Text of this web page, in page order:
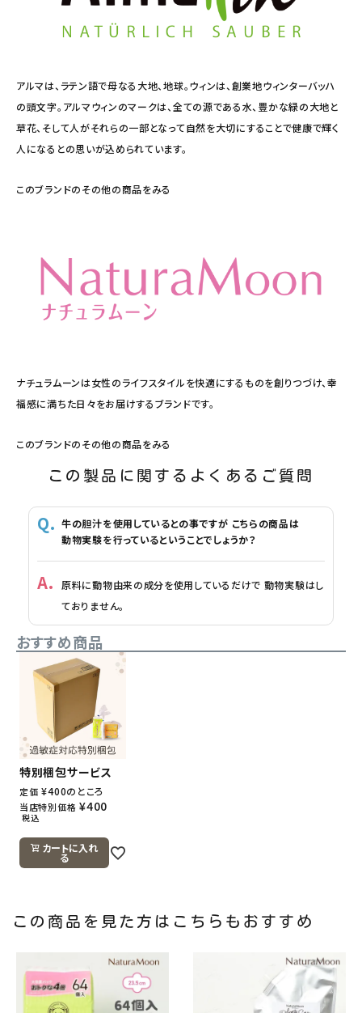
アルマは、ラテン語で母なる大地、地球。ウィンは、創業地ウィンターバッハ
の頭文字。アルマウィンのマークは、全ての源である水、豊かな緑の大地と
草花、そして人がそれらの一部となって自然を大切にすることで健康で輝く
人になるとの思いが込められています。
このブランドのその他の商品をみる
ナチュラムーンは女性のライフスタイルを快適にするものを創りつづけ、幸
福感に満ちた日々をお届けするブランドです。
このブランドのその他の商品をみる
この製品に関するよくあるご質問
牛の胆汁を使用しているとの事ですが こちらの商品は
動物実験を行っているということでしょうか？
原料に動物由来の成分を使用しているだけで 動物実験はし
ておりません。
おすすめ商品
特別梱包サービス
定価 ¥400のところ
当店特別価格 ¥400
税込
カートに入れ
る
この商品を見た方はこちらもおすすめ